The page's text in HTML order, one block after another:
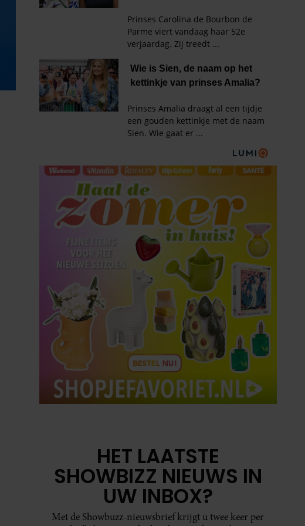
HET LAATSTE
SHOWBIZZ NIEUWS IN
UW INBOX?
Met de Showbuzz-nieuwsbrief krijgt u twee keer per